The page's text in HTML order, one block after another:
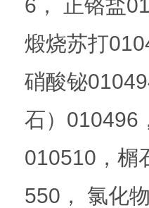
6， 正铬盐
煅烧苏打
硝酸铋
石）010496
010510，榍
550， 氯化